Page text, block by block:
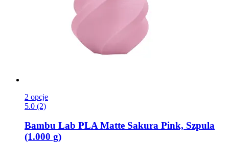
2 opcje
5.0 (2)
Bambu Lab PLA Matte Sakura Pink, Szpula
(1.000 g)